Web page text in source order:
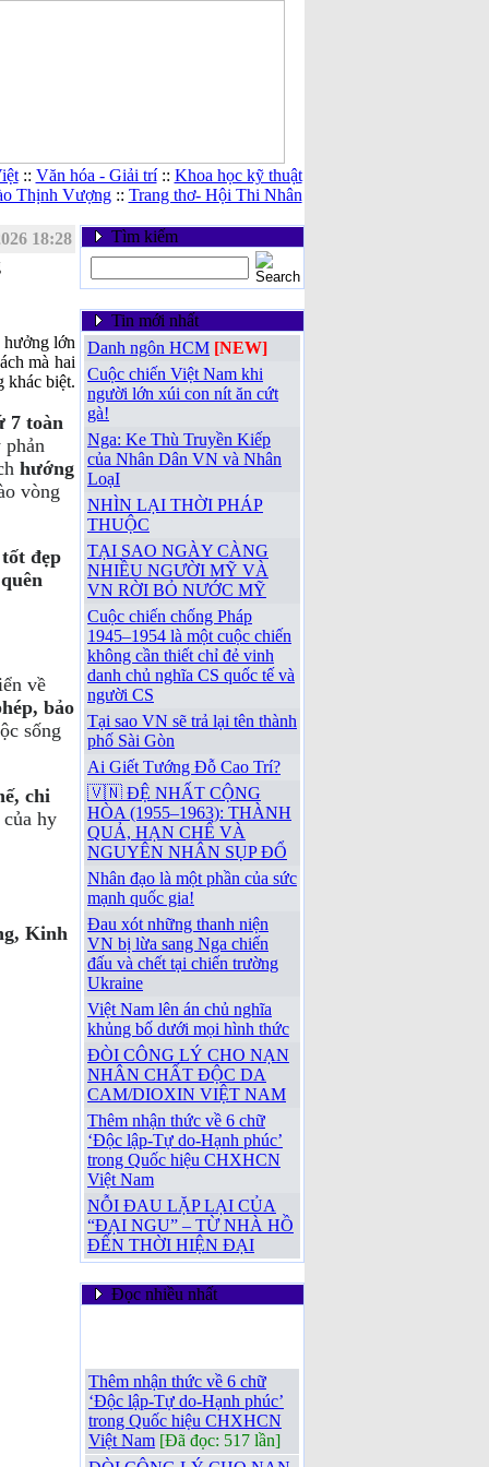
:: Văn hóa - Giải trí:: Khoa học kỹ thuật
Thịnh Vượng:: Trang thơ- Hội Thi Nhân
18:28
hưởng lớn
mà hai
khác biệt.
7 toàn
phản
hướng
vòng
đẹp
về
bảo
sống
chi
hy
Kinh
Tìm kiếm
Tin mới nhất
Danh ngôn HCM [NEW]
Cuộc chiến Việt Nam khi
người lớn xúi con nít ăn cứt
gà!
Nga: Ke Thù Truyền Kiếp
của Nhân Dân VN và Nhân
LoạI
NHÌN LẠI THỜI PHÁP
THUỘC
TẠI SAO NGÀY CÀNG
NHIỀU NGƯỜI MỸ VÀ
VN RỜI BỎ NƯỚC MỸ
Cuộc chiến chống Pháp
1945–1954 là một cuộc chiến
không cần thiết chỉ đẻ vinh
danh chủ nghĩa CS quốc tế và
người CS
Tại sao VN sẽ trả lại tên thành
phố Sài Gòn
Ai Giết Tướng Đỗ Cao Trí?
🇻🇳 ĐỆ NHẤT CỘNG
HÒA (1955–1963): THÀNH
QUẢ, HẠN CHẾ VÀ
NGUYÊN NHÂN SỤP ĐỔ
Nhân đạo là một phần của sức
mạnh quốc gia!
Đau xót những thanh niện
VN bị lừa sang Nga chiến
đấu và chết tại chiến trường
Ukraine
Việt Nam lên án chủ nghĩa
khủng bố dưới mọi hình thức
ĐÒI CÔNG LÝ CHO NẠN
NHÂN CHẤT ĐỘC DA
CAM/DIOXIN VIỆT NAM
Thêm nhận thức về 6 chữ
‘Độc lập-Tự do-Hạnh phúc’
trong Quốc hiệu CHXHCN
Việt Nam
NỖI ĐAU LẶP LẠI CỦA
“ĐẠI NGU” – TỪ NHÀ HỒ
ĐẾN THỜI HIỆN ĐẠI
Đọc nhiều nhất
‘Độc lập-Tự do-Hạnh phúc’
trong Quốc hiệu CHXHCN
Việt Nam [Đã đọc: 517 lần]
ĐÒI CÔNG LÝ CHO NẠN